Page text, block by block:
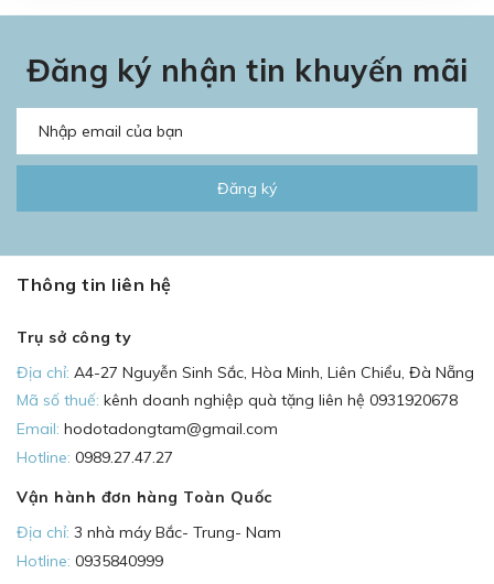
Đăng ký nhận tin khuyến mãi
Đăng ký
Thông tin liên hệ
Trụ sở công ty
Địa chỉ: A4-27 Nguyễn Sinh Sắc, Hòa Minh, Liên Chiểu, Đà Nẵng
Mã số thuế: kênh doanh nghiệp quà tặng liên hệ 0931920678
Email: hodotadongtam@gmail.com
Hotline: 0989.27.47.27
Vận hành đơn hàng Toàn Quốc
Địa chỉ: 3 nhà máy Bắc- Trung- Nam
Hotline: 0935840999